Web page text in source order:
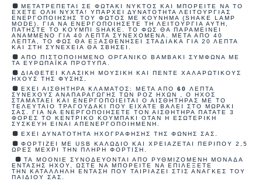
ΜΕΤΑΤΡΈΠΕΤΑΙ ΣΕ ΦΩΤΆΚΙ ΝΥΚΤΌΣ ΚΑΙ ΜΠΟΡΕΊΤΕ ΝΑ ΤΟ
ΈΧΕΤΕ ΌΛΗ ΝΎΧΤΑ! ΥΠΆΡΧΕΙ ΔΥΝΑΤΌΤΗΤΑ ΛΕΙΤΟΥΡΓΊΑΣ
ΕΝΕΡΓΟΠΟΊΗΣΗΣ ΤΟΥ ΦΩΤΌΣ ΜΕ ΚΟΎΝΗΜΑ (SHAKE LAMP
MODE). ΓΙΑ ΝΑ ΕΝΕΡΓΟΠΟΙΉΣΕΤΕ ΤΗ ΛΕΙΤΟΥΡΓΊΑ ΑΥΤΉ,
ΠΑΤΉΣΤΕ ΤΟ ΚΟΥΜΠΊ SHAKE. ΤΟ ΦΩΣ ΘΑ ΠΑΡΑΜΕΊΝΕΙ
ΑΝΑΜΜΈΝΟ ΓΙΑ 40 ΛΕΠΤΆ ΣΥΝΕΧΌΜΕΝΑ. ΜΕΤΆ ΑΠΌ 40
ΛΕΠΤΆ, ΤΟ ΦΩΣ ΘΑ ΕΞΑΣΘΕΝΉΣΕΙ ΣΤΑΔΙΑΚΆ ΓΙΑ 20 ΛΕΠΤΆ
ΚΑΙ ΣΤΗ ΣΥΝΈΧΕΙΑ ΘΑ ΣΒΉΣΕΙ.
ΑΠΌ ΠΙΣΤΟΠΟΙΗΜΈΝΟ ΟΡΓΑΝΙΚΌ ΒΑΜΒΆΚΙ ΣΎΜΦΩΝΑ ΜΕ
ΤΑ ΕΥΡΩΠΑΪΚΆ ΠΡΌΤΥΠΑ.
ΔΙΑΘΈΤΕΙ ΚΛΑΣΙΚΉ ΜΟΥΣΙΚΉ ΚΑΙ ΠΈΝΤΕ ΧΑΛΑΡΩΤΙΚΟΎΣ
ΉΧΟΥΣ ΤΗΣ ΦΎΣΗΣ
ΈΧΕΙ ΑΙΣΘΗΤΉΡΑ ΚΛΆΜΑΤΟΣ: ΜΕΤΆ ΑΠΌ60
ΛΕΠΤΆ
ΣΥΝΕΧΟΎΣ ΑΝΑΠΑΡΑΓΩΓΉΣ ΤΩΝ ΡΟΖ ΉΧΩΝ , Ο ΉΧΟΣ
ΣΤΑΜΑΤΆΕΙ ΚΑΙ ΕΝΕΡΓΟΠΟΙΕΊΤΑΙ Ο ΑΙΣΘΗΤΉΡΑΣ ΜΕ ΤΟ
ΤΕΛΕΥΤΑΊΟ ΤΡΑΓΟΥΔΆΚΙ ΠΟΥ ΕΊΧΑΤΕ ΒΆΛΕΙ ΣΤΟ ΜΩΡΆΚΙ
ΣΑΣ. ΓΙΑ ΝΑ ΕΝΕΡΓΟΠΟΙΉΣΕΤΕ ΤΟΝ ΑΙΣΘΗΤΉΡΑ ΠΑΤΆΤΕ 3
ΦΟΡΈΣ ΤΟ ΚΕΝΤΡΙΚΌ ΚΟΥΜΠΆΚΙ ΌΤΑΝ Η ΕΣΩΤΕΡΙΚΉ
ΣΥΣΚΕΥΉ ΕΊΝΑΙ ΑΠΕΝΕΡΓΟΠΟΙΗΜΈΝΗ.
ΈΧΕΙ ΔΥΝΑΤΌΤΗΤΑ ΗΧΟΓΡΆΦΗΣΗΣ ΤΗΣ ΦΩΝΉΣ ΣΑΣ.
ΦΟΡΤΊΖΕΙ ΜΕ USB ΚΑΛΏΔΙΟ ΚΑΙ ΧΡΕΙΆΖΕΤΑΙ ΠΕΡΊΠΟΥ 2,5
ΏΡΕΣ ΜΈΧΡΙ ΤΗΝ ΠΛΉΡΗ ΦΌΡΤΙΣΗ.
ΤΑ MOONIE ΣΥΝΟΔΕΎΟΝΤΑΙ ΑΠΌ ΡΥΘΜΙΖΌΜΕΝΗ ΜΟΝΆΔΑ
ΈΝΤΑΣΗΣ ΉΧΟΥ, ΏΣΤΕ ΝΑ ΜΠΟΡΕΊΤΕ ΝΑ ΕΠΙΛΈΞΕΤΕ
ΤΗΝ ΚΑΤΆΛΛΗΛΗ ΈΝΤΑΣΗ ΠΟΥ ΤΑΙΡΙΆΖΕΙ ΣΤΙΣ ΑΝΆΓΚΕΣ ΤΟΥ
ΠΑΙΔΙΟΎ ΣΑΣ.